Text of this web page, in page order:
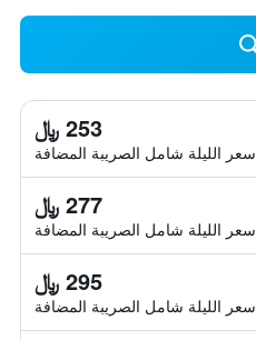
253 ﷼
سعر الليلة شامل الصريبة المضافة
277 ﷼
سعر الليلة شامل الصريبة المضافة
295 ﷼
سعر الليلة شامل الصريبة المضافة